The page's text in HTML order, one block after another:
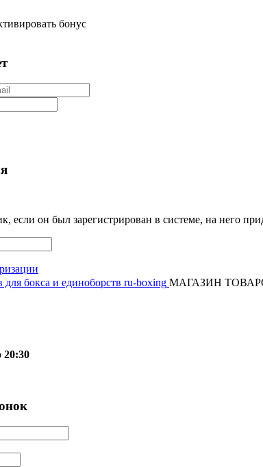
бонус
если он был зарегистрирован в системе, на него
МАГАЗИН
20:30